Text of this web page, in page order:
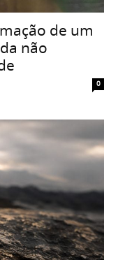
de um
não
0